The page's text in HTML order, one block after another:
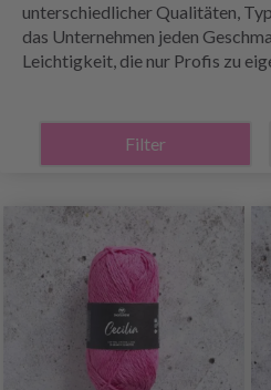
unterschiedlicher Qualitäten,
das Unternehmen jeden
Leichtigkeit, die nur Profis zu
Filter